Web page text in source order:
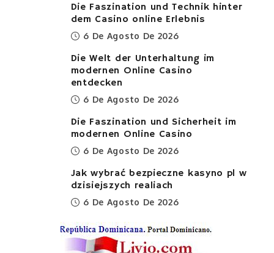
Die Faszination und Technik hinter
dem Casino online Erlebnis
6 De Agosto De 2026
Die Welt der Unterhaltung im
modernen Online Casino
entdecken
6 De Agosto De 2026
Die Faszination und Sicherheit im
modernen Online Casino
6 De Agosto De 2026
Jak wybrać bezpieczne kasyno pl w
dzisiejszych realiach
6 De Agosto De 2026